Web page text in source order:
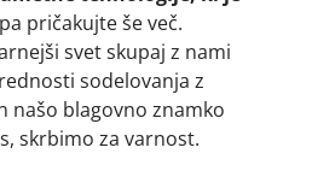
pričakujte še več.
svet skupaj z nami
sodelovanja z
našo blagovno znamko
skrbimo za varnost.